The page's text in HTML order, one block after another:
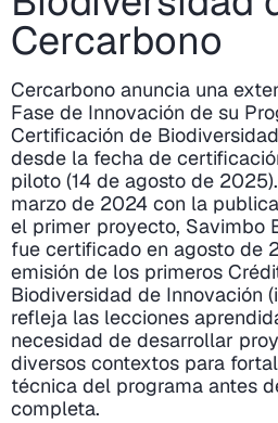
Cercarbono
Cercarbono anuncia una
Fase de Innovación de su
Certificación de
desde la fecha de
piloto (14 de agosto de
marzo de 2024 con la
el primer proyecto, Savimbo
fue certificado en agosto de
emisión de los primeros
Biodiversidad de Innovación
refleja las lecciones
necesidad de desarrollar
diversos contextos para
técnica del programa antes
completa.